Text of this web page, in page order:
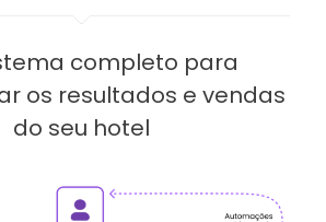
completo para
os resultados e vendas
do seu hotel